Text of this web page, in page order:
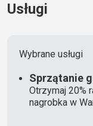
Usługi
Wybrane usługi
Sprzątanie
Otrzymaj 20%
nagrobka w